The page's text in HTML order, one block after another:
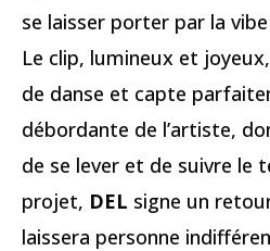
se laisser porter par la
Le clip, lumineux et
de danse et capte
débordante de l’artiste,
de se lever et de suivre le
projet, DEL signe un
laissera personne